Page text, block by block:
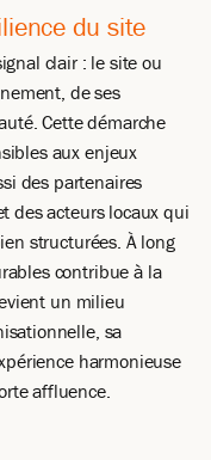
du site
clair : le site ou
de ses
Cette démarche
aux enjeux
des partenaires
des acteurs locaux qui
structurées. À long
contribue à la
un milieu
sa
harmonieuse
affluence.